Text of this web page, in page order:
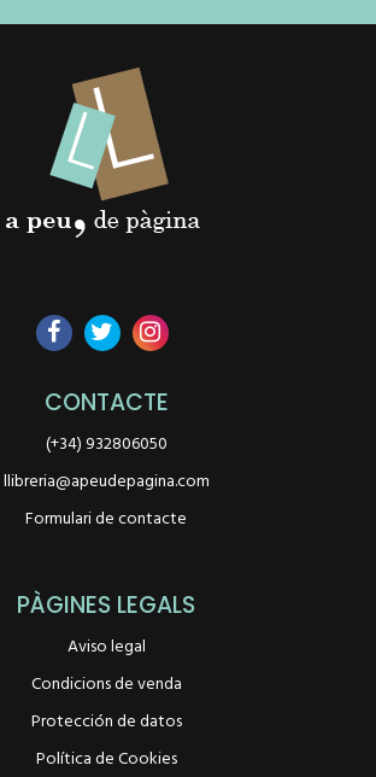
CONTACTE
(+34) 932806050
llibreria@apeudepagina.com
Formulari de contacte
PÀGINES LEGALS
Aviso legal
Condicions de venda
Protección de datos
Política de Cookies